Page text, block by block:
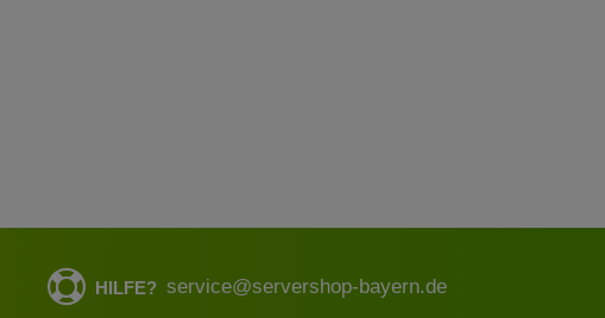
HILFE? service@servershop-bayern.de